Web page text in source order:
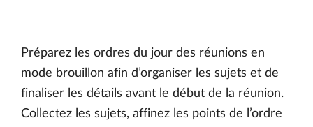
Préparez les ordres du jour des réunions en
mode brouillon afin d’organiser les sujets et de
finaliser les détails avant le début de la réunion.
Collectez les sujets, affinez les points de l’ordre